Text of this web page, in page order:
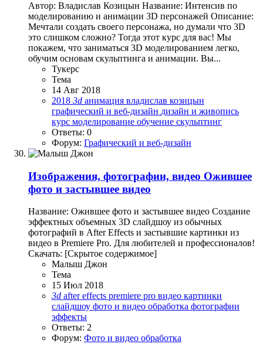
Автор: Владислав Козицын Название: Интенсив по
моделированию и анимации 3D персонажей Описание:
Мечтали создать своего персонажа, но думали что 3D
это слишком сложно? Тогда этот курс для вас! Мы
покажем, что заниматься 3D моделированием легко,
обучим основам скульптинга и анимации. Вы...
Тукерс
Тема
14 Авг 2018
2018 3d анимация владислав козицын
графический и веб-дизайн дизайн и живопись
курс моделирование обучение скульптинг
Ответы: 0
Форум: Графический и веб-дизайн
Изображения, фотографии, видео Ожившее
фото и застывшее видео
Название: Ожившее фото и застывшее видео Создание
эффектных объемных 3D слайдшоу из обычных
фотографий в After Effects и застывшие картинки из
видео в Premiere Pro. Для любителей и профессионалов!
Скачать: [Скрытое содержимое]
Малыш Джон
Тема
15 Июл 2018
3d after effects premiere pro видео картинки
слайдшоу фото и видео обработка фотографии
эффекты
Ответы: 2
Форум: Фото и видео обработка